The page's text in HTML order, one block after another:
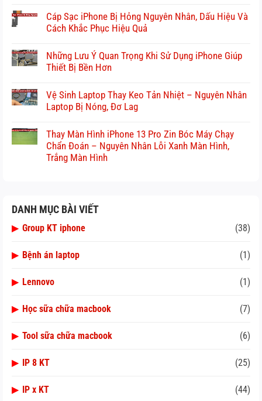
Cáp Sạc iPhone Bị Hỏng Nguyên Nhân, Dấu Hiệu Và
Cách Khắc Phục Hiệu Quả
Những Lưu Ý Quan Trọng Khi Sử Dụng iPhone Giúp
Thiết Bị Bền Hơn
Vệ Sinh Laptop Thay Keo Tản Nhiệt – Nguyên Nhân
Laptop Bị Nóng, Đơ Lag
Thay Màn Hình iPhone 13 Pro Zin Bóc Máy Chạy
Chẩn Đoán – Nguyên Nhân Lỗi Xanh Màn Hình,
Trắng Màn Hình
DANH MỤC BÀI VIẾT
▶ Group KT iphone (38)
▶ Bệnh án laptop (1)
▶ Lennovo (1)
▶ Học sữa chữa macbook (7)
▶ Tool sữa chữa macbook (6)
▶ IP 8 KT (25)
▶ IP x KT (44)